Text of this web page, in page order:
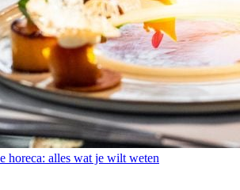
horeca: alles wat je wilt weten